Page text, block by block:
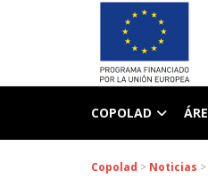
COPOLAD
Copolad > Noticias >